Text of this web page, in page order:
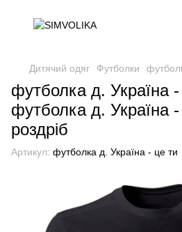
Дитячий одяг Футболки
футболка д. Україна -
футболка д. Україна
роздріб
Артикул: футболка д. Україна - це ти